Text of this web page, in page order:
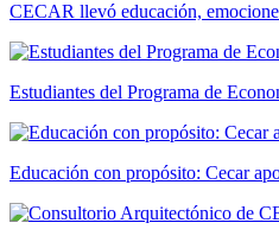
CECAR llevó educación,
Estudiantes del Programa de
Educación con propósito: Cecar